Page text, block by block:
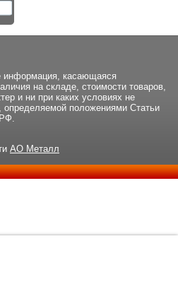
информация, касающаяся
на складе, стоимости товаров,
и ни при каких условиях не
определяемой положениями Статьи
АО Металл